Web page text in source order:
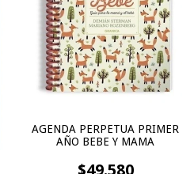
AGENDA PERPETUA PRIMER
AÑO BEBE Y MAMA
$49.580